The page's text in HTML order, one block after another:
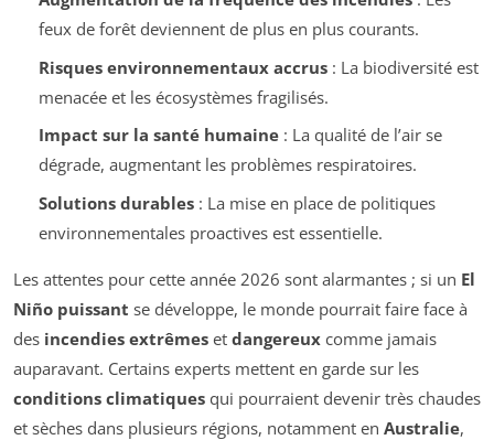
feux de forêt deviennent de plus en plus courants.
Risques environnementaux accrus: La biodiversité est
menacée et les écosystèmes fragilisés.
Impact sur la santé humaine: La qualité de l’air se
dégrade, augmentant les problèmes respiratoires.
Solutions durables: La mise en place de politiques
environnementales proactives est essentielle.
Les attentes pour cette année 2026 sont alarmantes ; si un El
Niño puissant se développe, le monde pourrait faire face à
des incendies extrêmes et dangereux comme jamais
auparavant. Certains experts mettent en garde sur les
conditions climatiques qui pourraient devenir très chaudes
et sèches dans plusieurs régions, notamment en Australie,